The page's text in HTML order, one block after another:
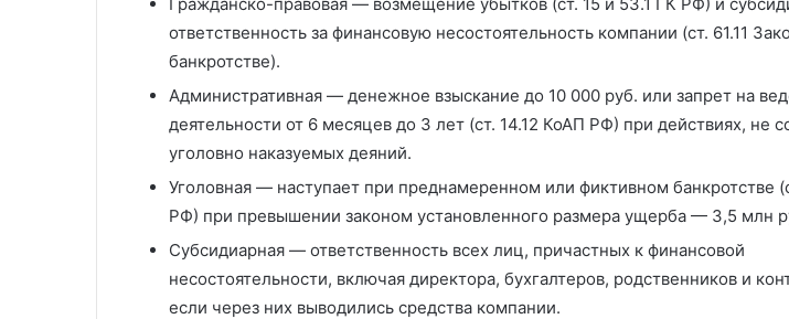
ответственность за финансовую несостоятельность компании (ст. 61.11
банкротстве).
Административная — денежное взыскание до 10 000 руб. или запрет на
деятельности от 6 месяцев до 3 лет (ст. 14.12 КоАП РФ) при действиях, не
уголовно наказуемых деяний.
Уголовная — наступает при преднамеренном или фиктивном банкротстве
РФ) при превышении законом установленного размера ущерба — 3,5 млн
Субсидиарная — ответственность всех лиц, причастных к финансовой
несостоятельности, включая директора, бухгалтеров, родственников и
если через них выводились средства компании.